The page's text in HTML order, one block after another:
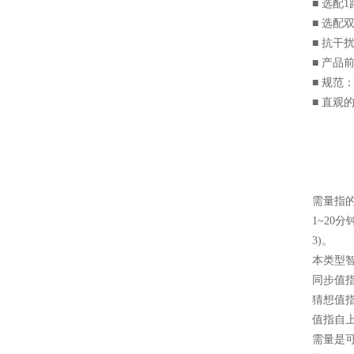
■ 选配1
■ 选配
■ 抗干
■ 产品
■ 规范
■ 直观
需量指
1~20分
3)。
本类型
同步值
猜想值
值指自
需量是